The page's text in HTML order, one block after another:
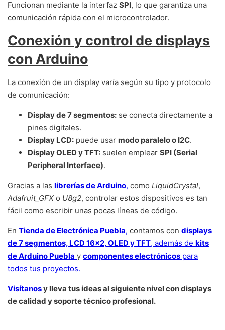
Funcionan mediante la interfaz SPI, lo que garantiza una
comunicación rápida con el microcontrolador.
Conexión y control de displays
con Arduino
La conexión de un display varía según su tipo y protocolo
de comunicación:
Display de 7 segmentos: se conecta directamente a
pines digitales.
Display LCD: puede usar modo paralelo o I2C.
Display OLED y TFT: suelen emplear SPI (Serial
Peripheral Interface).
Gracias a las librerías de Arduino, como LiquidCrystal,
Adafruit_GFX o U8g2, controlar estos dispositivos es tan
fácil como escribir unas pocas líneas de código.
En Tienda de Electrónica Puebla, contamos con displays
de 7 segmentos, LCD 16×2, OLED y TFT, además de kits
de Arduino Puebla y componentes electrónicos para
todos tus proyectos.
Visítanosy lleva tus ideas al siguiente nivel con displays
de calidad y soporte técnico profesional.